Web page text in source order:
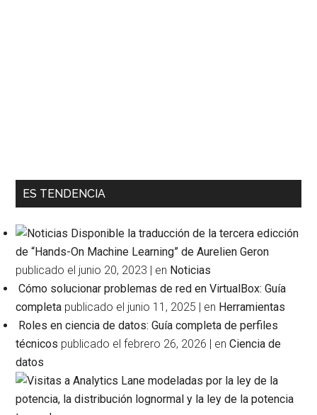
ES TENDENCIA
Disponible la traducción de la tercera edicción
de “Hands-On Machine Learning” de Aurelien Geron
publicado el junio 20, 2023 | en Noticias
Cómo solucionar problemas de red en VirtualBox: Guía
completa publicado el junio 11, 2025 | en Herramientas
Roles en ciencia de datos: Guía completa de perfiles
técnicos publicado el febrero 26, 2026 | enCiencia de
datos